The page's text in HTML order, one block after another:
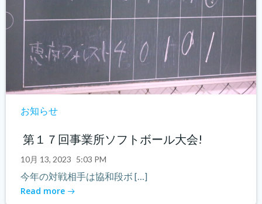
お知らせ
第１７回事業所ソフトボール大会!
10月 13, 2023 5:03 PM
今年の対戦相手は協和段ボ […]
Read more